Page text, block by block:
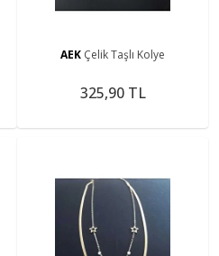
AEK Çelik Taşlı Kolye
325,90 TL